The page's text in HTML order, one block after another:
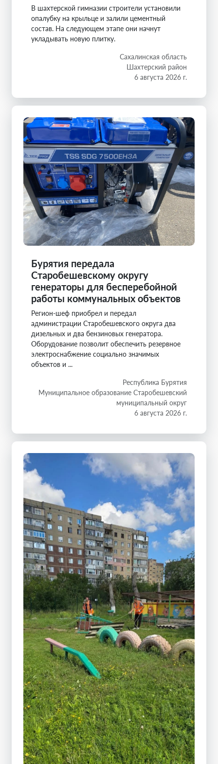
В шахтерской гимназии строители установили
опалубку на крыльце и залили цементный
состав. На следующем этапе они начнут
укладывать новую плитку.
Сахалинская область
Шахтерский район
6 августа 2026 г.
Бурятия передала
Старобешевскому округу
генераторы для бесперебойной
работы коммунальных объектов
Регион-шеф приобрел и передал
администрации Старобешевского округа два
дизельных и два бензиновых генератора.
Оборудование позволит обеспечить резервное
электроснабжение социально значимых
объектов и ...
Республика Бурятия
Муниципальное образование Старобешевский
муниципальный округ
6 августа 2026 г.